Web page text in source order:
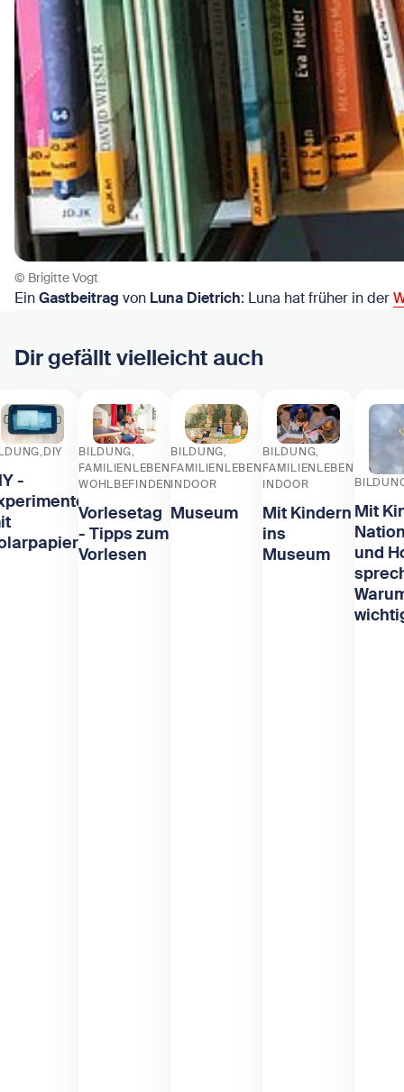
© Brigitte Vogt
EinGastbeitrag von Luna Dietrich: Luna hat früher in der
Dir gefällt vielleicht auch
DIY
-
BILDUNG
FAMILIENLEBEN
WOHLBEFINDEN
Vorlesetag
- Tipps zum
Vorlesen
BILDUNG
FAMILIENLEBEN
INDOOR
Museum
BILDUNG
FAMILIENLEBEN
INDOOR
Mit Kindern
ins
Museum
Mit
und